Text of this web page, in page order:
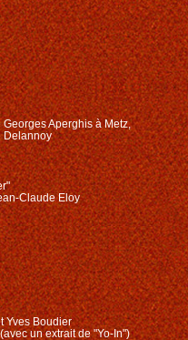
Aperghis à Metz,
Delannoy
Claude Eloy
Yves Boudier
un extrait de "Yo-In")